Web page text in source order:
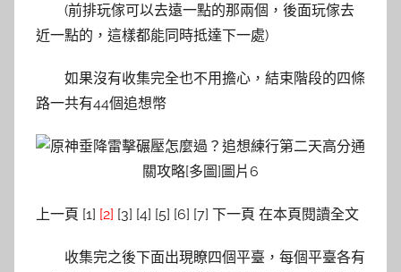
(前排玩傢可以去遠一點的那兩個，後面玩傢去
近一點的，這樣都能同時抵達下一處)
如果沒有收集完全也不用擔心，結束階段的四條
路一共有44個追想幣
上一頁 [1] [2] [3] [4] [5] [6] [7] 下一頁 在本頁閱讀全文
收集完之後下面出現瞭四個平臺，每個平臺各有